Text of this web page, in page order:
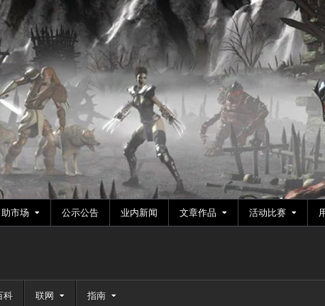
助市场 公示公告 业内新闻 文章作品 活动比赛
科 联网 指南